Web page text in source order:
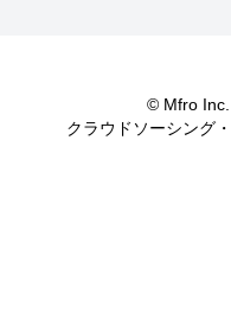
© Mfro Inc.
クラウドソーシング